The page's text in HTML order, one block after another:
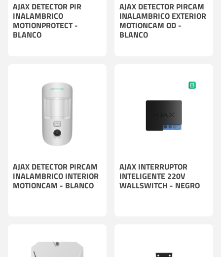
AJAX DETECTOR PIR
INALAMBRICO
MOTIONPROTECT -
BLANCO
AJAX DETECTOR PIRCAM
INALAMBRICO EXTERIOR
MOTIONCAM OD -
BLANCO
AJAX DETECTOR PIRCAM
INALAMBRICO INTERIOR
MOTIONCAM - BLANCO
AJAX INTERRUPTOR
INTELIGENTE 220V
WALLSWITCH - NEGRO